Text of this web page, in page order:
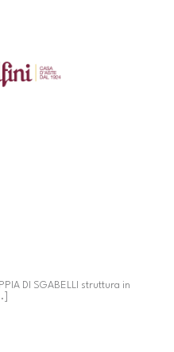
DI SGABELLI struttura in